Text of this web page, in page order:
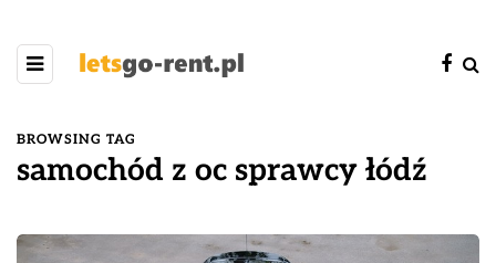
BROWSING TAG
samochód z oc sprawcy łódź